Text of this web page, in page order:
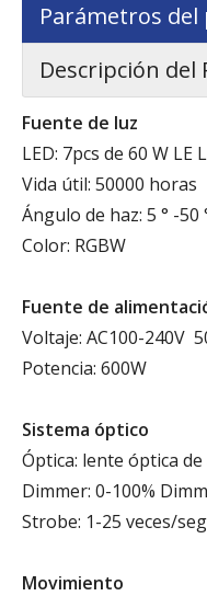
Parámetros
Descripción del
Fuente de luz
LED: 7pcs de 60 W LE
Vida útil: 50000 horas
Ángulo de haz: 5 ° -50
Color: RGBW
Fuente de
Voltaje: AC100-240V
Potencia: 600W
Sistema óptico
Óptica: lente óptica
Dimmer: 0-100%
Strobe: 1-25 veces/
Movimiento